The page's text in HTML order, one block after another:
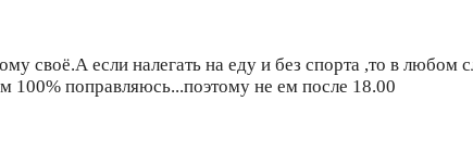
своё.А если налегать на еду и без спорта ,то в любом
100% поправляюсь...поэтому не ем после 18.00